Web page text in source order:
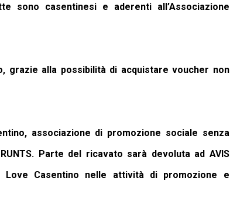
sono casentinesi e aderenti all’Associazione
grazie alla possibilità di acquistare voucher non
associazione di promozione sociale senza
Parte del ricavato sarà devoluta ad AVIS
Casentino nelle attività di promozione e